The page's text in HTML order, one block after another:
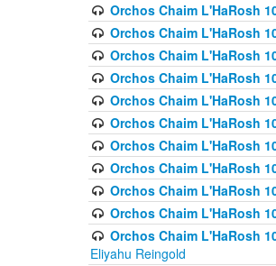
Orchos Chaim L'HaRosh
Orchos Chaim L'HaRosh
Orchos Chaim L'HaRosh
Orchos Chaim L'HaRosh
Orchos Chaim L'HaRosh
Orchos Chaim L'HaRosh
Orchos Chaim L'HaRosh
Orchos Chaim L'HaRosh
Orchos Chaim L'HaRosh
Orchos Chaim L'HaRosh
Orchos Chaim L'HaRosh
Eliyahu Reingold